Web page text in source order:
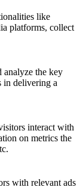
like
platforms, collect
analyze the key
in delivering a
interact with
on metrics the
with relevant ads